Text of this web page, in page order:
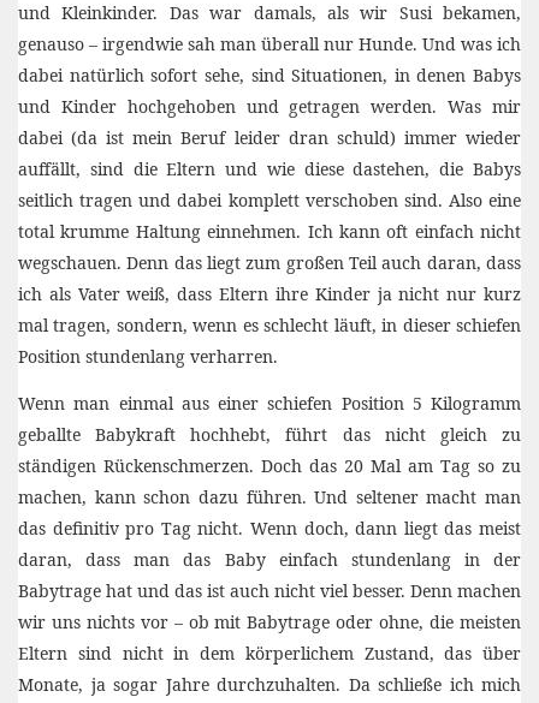
und Kleinkinder. Das war damals, als wir Susi bekamen,
genauso – irgendwie sah man überall nur Hunde. Und was ich
dabei natürlich sofort sehe, sind Situationen, in denen Babys
und Kinder hochgehoben und getragen werden. Was mir
dabei (da ist mein Beruf leider dran schuld) immer wieder
auffällt, sind die Eltern und wie diese dastehen, die Babys
seitlich tragen und dabei komplett verschoben sind. Also eine
total krumme Haltung einnehmen. Ich kann oft einfach nicht
wegschauen. Denn das liegt zum großen Teil auch daran, dass
ich als Vater weiß, dass Eltern ihre Kinder ja nicht nur kurz
mal tragen, sondern, wenn es schlecht läuft, in dieser schiefen
Position stundenlang verharren.
Wenn man einmal aus einer schiefen Position 5 Kilogramm
geballte Babykraft hochhebt, führt das nicht gleich zu
ständigen Rückenschmerzen. Doch das 20 Mal am Tag so zu
machen, kann schon dazu führen. Und seltener macht man
das definitiv pro Tag nicht. Wenn doch, dann liegt das meist
daran, dass man das Baby einfach stundenlang in der
Babytrage hat und das ist auch nicht viel besser. Denn machen
wir uns nichts vor – ob mit Babytrage oder ohne, die meisten
Eltern sind nicht in dem körperlichem Zustand, das über
Monate, ja sogar Jahre durchzuhalten. Da schließe ich mich